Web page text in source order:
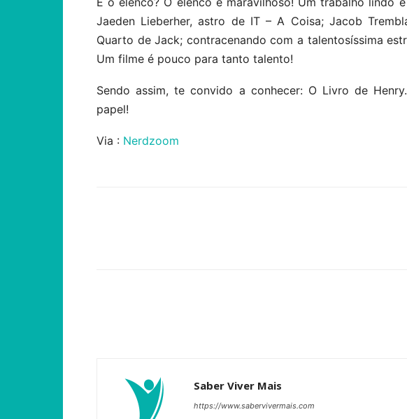
Jaeden Lieberher, astro de IT – A Coisa; Jacob
Quarto de Jack; contracenando com a talentosíssima
Um filme é pouco para tanto talento!
Sendo assim, te convido a conhecer: O Livro de
papel!
Via : Nerdzoom
Saber Viver Mais
https://www.sabervivermais.com